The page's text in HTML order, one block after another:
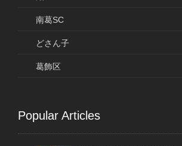
南葛SC
どさん子
葛飾区
Popular Articles